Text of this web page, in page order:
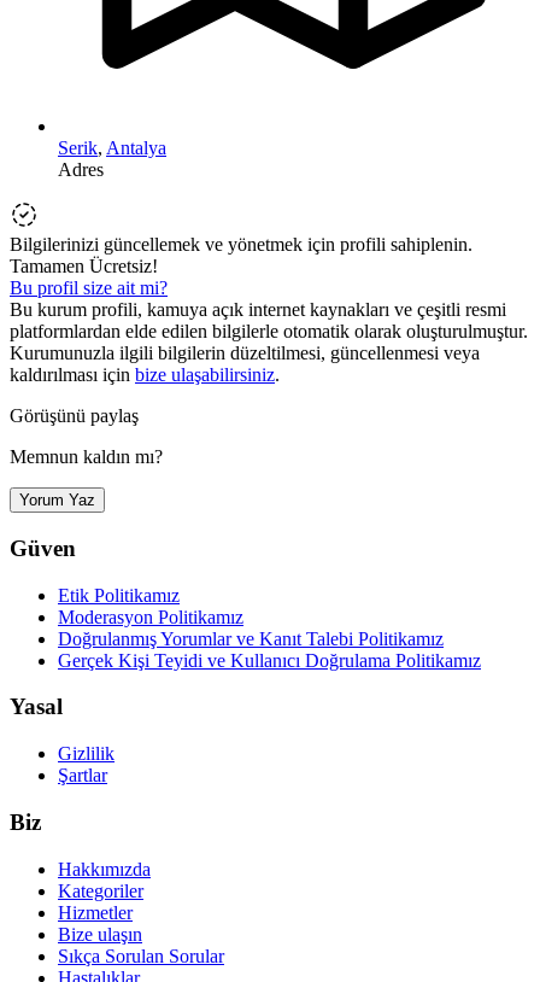
Serik, Antalya
Adres
Bilgilerinizi güncellemek ve yönetmek için profili sahiplenin.
Tamamen Ücretsiz!
Bu profil size ait mi?
Bu kurum profili, kamuya açık internet kaynakları ve çeşitli resmi
platformlardan elde edilen bilgilerle otomatik olarak oluşturulmuştur.
Kurumunuzla ilgili bilgilerin düzeltilmesi, güncellenmesi veya
kaldırılması için bize ulaşabilirsiniz.
Görüşünü paylaş
Memnun kaldın mı?
Yorum Yaz
Güven
Etik Politikamız
Moderasyon Politikamız
Doğrulanmış Yorumlar ve Kanıt Talebi Politikamız
Gerçek Kişi Teyidi ve Kullanıcı Doğrulama Politikamız
Yasal
Gizlilik
Şartlar
Biz
Hakkımızda
Kategoriler
Hizmetler
Bize ulaşın
Sıkça Sorulan Sorular
Hastalıklar